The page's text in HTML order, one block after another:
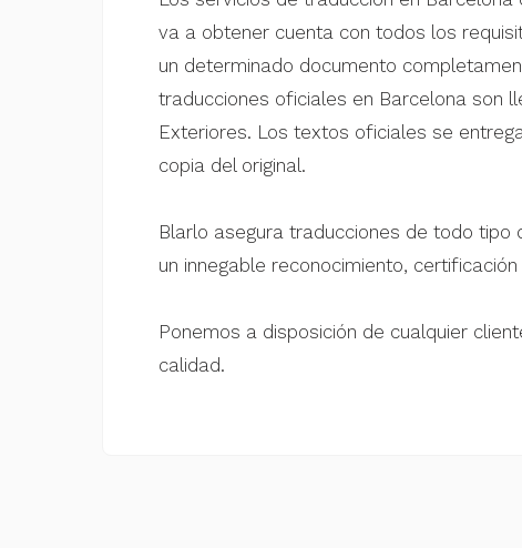
va a obtener cuenta con todos los
un determinado documento
traducciones oficiales en Barcelona son
Exteriores. Los textos oficiales se
copia del original.
Blarlo asegura traducciones de todo
un innegable reconocimiento,
Ponemos a disposición de cualquier
calidad.